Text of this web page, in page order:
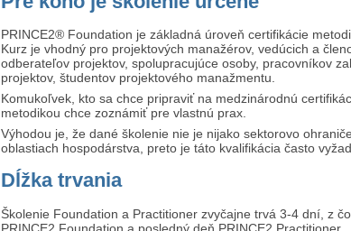
PRINCE2® Foundation je základná úroveň certifikácie
Kurz je vhodný pro projektových manažérov, vedúcich a
odberateľov projektov, spolupracujúce osoby, pracovníkov
projektov, študentov projektového manažmentu.
Komukoľvek, kto sa chce pripraviť na medzinárodnú
metodikou chce zoznámiť pre vlastnú prax.
Výhodou je, že dané školenie nie je nijako sektorovo
oblastiach hospodárstva, preto je táto kvalifikácia často
Dĺžka trvania
Školenie Foundation a Practitioner zvyčajne trvá 3-4 dní, z
PRINCE2 Foundation a posledný deň PRINCE2 Practitioner.